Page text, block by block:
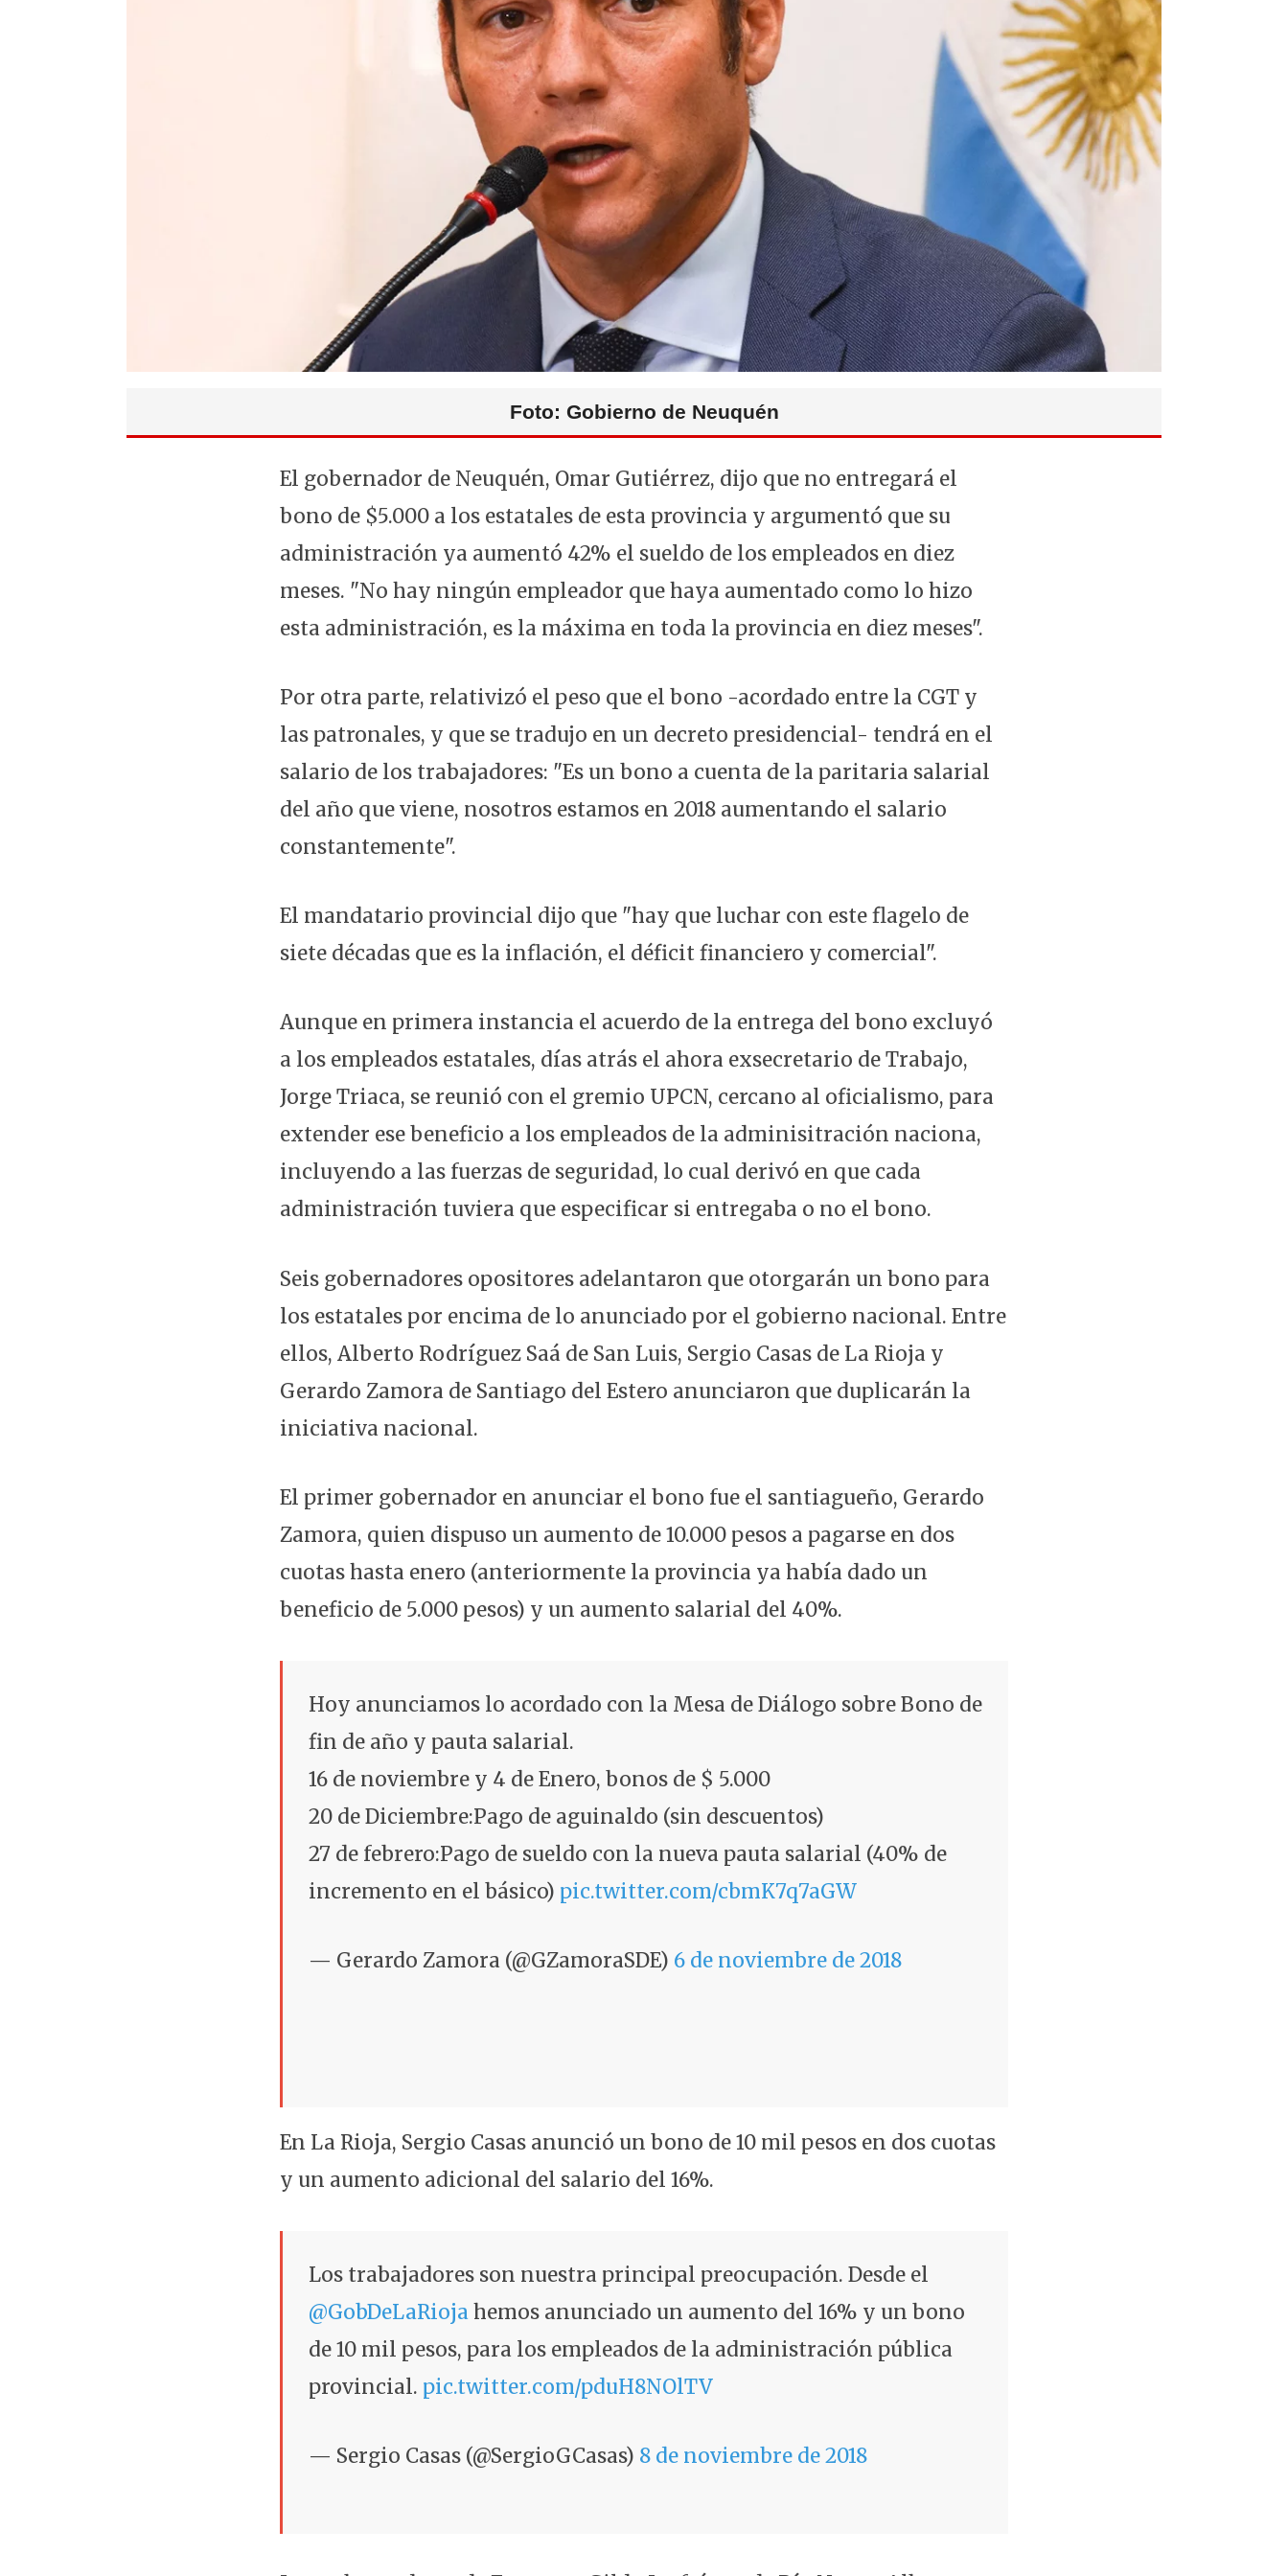
Foto: Gobierno de Neuquén
El gobernador de Neuquén, Omar Gutiérrez, dijo que no entregará el
bono de $5.000 a los estatales de esta provincia y argumentó que su
administración ya aumentó 42% el sueldo de los empleados en diez
meses. "No hay ningún empleador que haya aumentado como lo hizo
esta administración, es la máxima en toda la provincia en diez meses".
Por otra parte, relativizó el peso que el bono -acordado entre la CGT y
las patronales, y que se tradujo en un decreto presidencial- tendrá en el
salario de los trabajadores: "Es un bono a cuenta de la paritaria salarial
del año que viene, nosotros estamos en 2018 aumentando el salario
constantemente".
El mandatario provincial dijo que "hay que luchar con este flagelo de
siete décadas que es la inflación, el déficit financiero y comercial".
Aunque en primera instancia el acuerdo de la entrega del bono excluyó
a los empleados estatales, días atrás el ahora exsecretario de Trabajo,
Jorge Triaca, se reunió con el gremio UPCN, cercano al oficialismo, para
extender ese beneficio a los empleados de la adminisitración naciona,
incluyendo a las fuerzas de seguridad, lo cual derivó en que cada
administración tuviera que especificar si entregaba o no el bono.
Seis gobernadores opositores adelantaron que otorgarán un bono para
los estatales por encima de lo anunciado por el gobierno nacional. Entre
ellos, Alberto Rodríguez Saá de San Luis, Sergio Casas de La Rioja y
Gerardo Zamora de Santiago del Estero anunciaron que duplicarán la
iniciativa nacional.
El primer gobernador en anunciar el bono fue el santiagueño, Gerardo
Zamora, quien dispuso un aumento de 10.000 pesos a pagarse en dos
cuotas hasta enero (anteriormente la provincia ya había dado un
beneficio de 5.000 pesos) y un aumento salarial del 40%.
Hoy anunciamos lo acordado con la Mesa de Diálogo sobre Bono de
fin de año y pauta salarial.
16 de noviembre y 4 de Enero, bonos de $ 5.000
20 de Diciembre:Pago de aguinaldo (sin descuentos)
27 de febrero:Pago de sueldo con la nueva pauta salarial (40% de
incremento en el básico) pic.twitter.com/cbmK7q7aGW
— Gerardo Zamora (@GZamoraSDE) 6 de noviembre de 2018
En La Rioja, Sergio Casas anunció un bono de 10 mil pesos en dos cuotas
y un aumento adicional del salario del 16%.
Los trabajadores son nuestra principal preocupación. Desde el
@GobDeLaRioja hemos anunciado un aumento del 16% y un bono
de 10 mil pesos, para los empleados de la administración pública
provincial. pic.twitter.com/pduH8NOlTV
— Sergio Casas (@SergioGCasas) 8 de noviembre de 2018